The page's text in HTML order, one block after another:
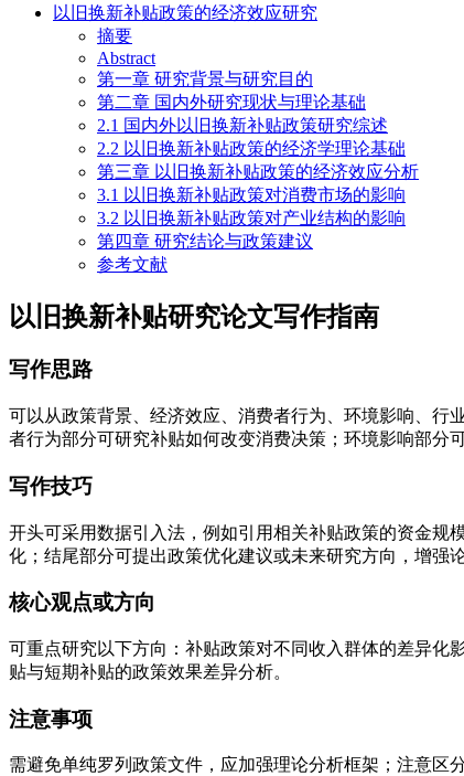
以旧换新补贴政策的经济效应研究
摘要
Abstract
第一章 研究背景与研究目的
第二章 国内外研究现状与理论基础
2.1 国内外以旧换新补贴政策研究综述
2.2 以旧换新补贴政策的经济学理论基础
第三章 以旧换新补贴政策的经济效应分析
3.1 以旧换新补贴政策对消费市场的影响
3.2 以旧换新补贴政策对产业结构的影响
第四章 研究结论与政策建议
参考文献
以旧换新补贴研究论文写作指南
写作思路
可以从政策背景、经济效应、消费者行为、环境影响、行
者行为部分可研究补贴如何改变消费决策；环境影响部分
写作技巧
开头可采用数据引入法，例如引用相关补贴政策的资金规
化；结尾部分可提出政策优化建议或未来研究方向，增强论
核心观点或方向
可重点研究以下方向：补贴政策对不同收入群体的差异化
贴与短期补贴的政策效果差异分析。
注意事项
需避免单纯罗列政策文件，应加强理论分析框架；注意